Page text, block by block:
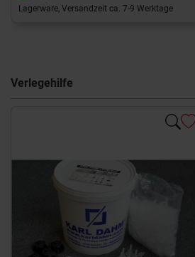
Lagerware, Versandzeit ca. 7-9 Werktage
Verlegehilfe